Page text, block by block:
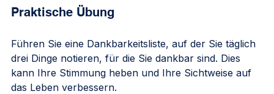
Praktische Übung
Führen Sie eine Dankbarkeitsliste, auf der Sie täglich
drei Dinge notieren, für die Sie dankbar sind. Dies
kann Ihre Stimmung heben und Ihre Sichtweise auf
das Leben verbessern.